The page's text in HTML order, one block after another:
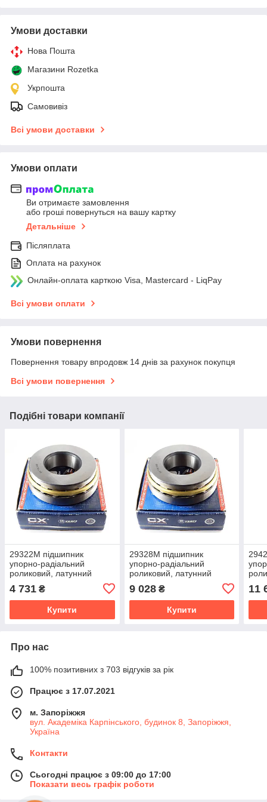
Умови доставки
Нова Пошта
Магазини Rozetka
Укрпошта
Самовивіз
Всі умови доставки
Умови оплати
Ви отримаєте замовлення
або гроші повернуться на вашу картку
Детальніше
Післяплата
Оплата на рахунок
Онлайн-оплата карткою Visa, Mastercard - LiqPay
Всі умови оплати
Умови повернення
Повернення товару впродовж 14 днів за рахунок покупця
Всі умови повернення
Подібні товари компанії
29322M підшипник
упорно-радіальний
роликовий, латунний
110*190*48
4 731 ₴
Купити
29328M підшипник
упорно-радіальний
роликовий, латунний
140*240*60
9 028₴
Купити
11
Про нас
100% позитивних з 703 відгуків за рік
Працює з 17.07.2021
м. Запоріжжя
вул. Академіка Карпінського, будинок 8, Запоріжжя,
Україна
Контакти
Сьогодні працює з 09:00 до 17:00
Показати весь графік роботи